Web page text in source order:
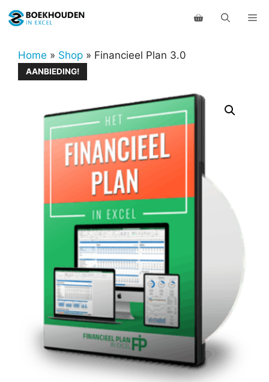
naar
inhoudHome » Shop » Financieel Plan 3.0
AANBIEDING!